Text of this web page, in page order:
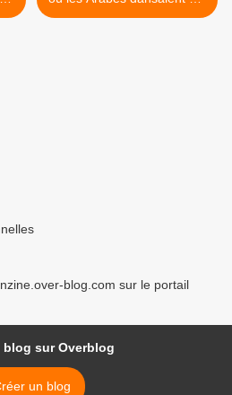
déprogrammé de l'Arab
blog.com sur le portail
blog sur Overblog
un blog